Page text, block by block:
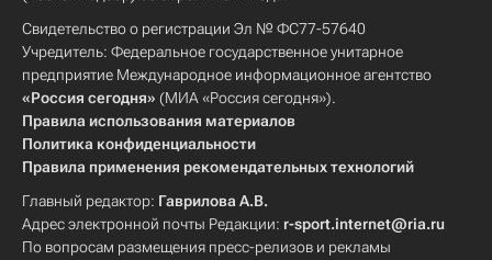
Свидетельство о регистрации Эл № ФС77-57640
Учредитель: Федеральное государственное унитарное
предприятие Международное информационное агентство
«Россия сегодня» (МИА «Россия сегодня»).
Правила использования материалов
Политика конфиденциальности
Правила применения рекомендательных технологий
Главный редактор: Гаврилова А.В.
Адрес электронной почты Редакции: r-sport.internet@ria.ru
По вопросам размещения пресс-релизов и рекламы